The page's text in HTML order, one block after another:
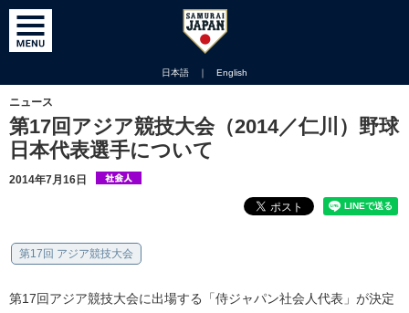
日本語 ｜ English
ニュース
第17回アジア競技大会（2014／仁川）野球
日本代表選手について
2014年7月16日
第17回 アジア競技大会
第17回アジア競技大会に出場する「侍ジャパン社会人代表」が決定